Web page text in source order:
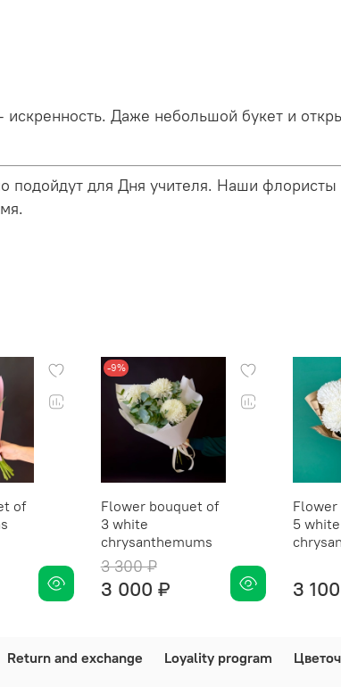
Даже небольшой букет и
подойдут для Дня учителя. Наши флористы
of
-9%
Flower bouquet of
3 white
chrysanthemums
3 300 ₽
3 000 ₽
5
3
Return and exchange Loyality program